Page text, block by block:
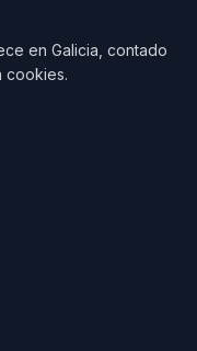
en Galicia, contado
cookies.